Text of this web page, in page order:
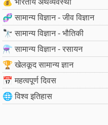
🧬 सामान्य विज्ञान - जीव विज्ञान
🔭 सामान्य विज्ञान - भौतिकी
⚗️ सामान्य विज्ञान - रसायन
🏆 खेलकूद सामान्य ज्ञान
📅 महत्वपूर्ण दिवस
🌐 विश्व इतिहास